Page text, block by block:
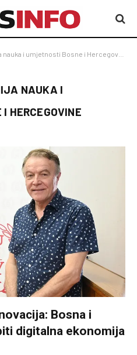
i umjetnosti Bosne i Hercegovine"
NAUKA I
HERCEGOVINE
Bosna i
digitalna ekonomija